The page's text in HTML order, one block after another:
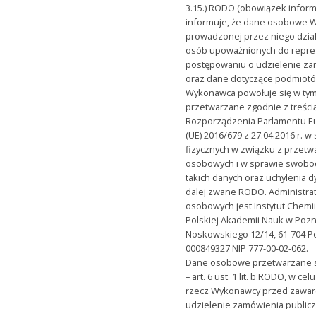
3.15.) RODO (obowiązek
informuje, że dane osobowe
prowadzonej przez niego
osób upoważnionych do
postępowaniu o udzielenie
oraz dane dotyczące
Wykonawca powołuje się w
przetwarzane zgodnie z
Rozporządzenia Parlamentu
(UE) 2016/679 z 27.04.2016 r.
fizycznych w związku z
osobowych i w sprawie
takich danych oraz uchylenia
dalej zwane RODO.
osobowych jest Instytut
Polskiej Akademii Nauk w
Noskowskiego 12/14, 61-704
000849327 NIP 777-00-02-062.
Dane osobowe przetwarzane
– art. 6 ust. 1 lit. b RODO, w
rzecz Wykonawcy przed
udzielenie zamówienia